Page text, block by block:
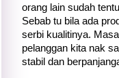
orang lain sudah
Sebab tu bila ada
serbi kualitinya.
pelanggan kita nak
stabil dan